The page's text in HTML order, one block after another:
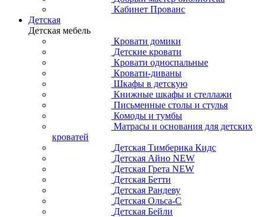
Кабинет Прованс
Детская
Детская мебель
Кровати домики
Детские кровати
Кровати односпальные
Кровати-диваны
Шкафы в детскую
Книжные шкафы и стеллажи
Письменные столы и стулья
Комоды и тумбы
Матрасы и основания для детских
кроватей
Детская Тимберика Кидс
Детская Айно NEW
Детская Грета NEW
Детская Бетти
Детская Рандеву
Детская Ольса-С
Детская Бейли